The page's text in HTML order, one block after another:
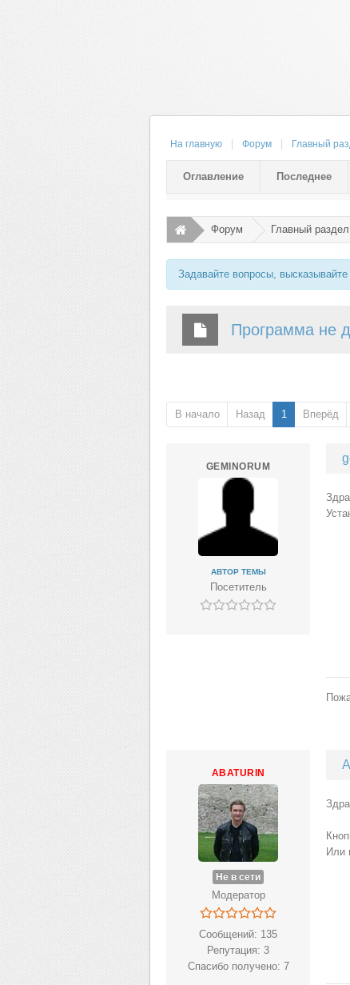
На главную Форум Главный
Оглавление Последнее
Форум Главный раздел
Задавайте вопросы,
Программа не
В начало Назад 1 Вперёд
GEMINORUM
АВТОР ТЕМЫ
Посетитель
ABATURIN
Не в сети
Модератор
Сообщений: 135
Репутация: 3
Спасибо получено: 7
Или